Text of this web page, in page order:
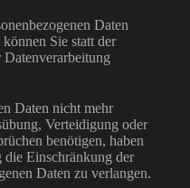
Daten
Sie statt der
Daten nicht mehr
Verteidigung oder
benötigen, haben
die Einschränkung der
Daten zu verlangen.